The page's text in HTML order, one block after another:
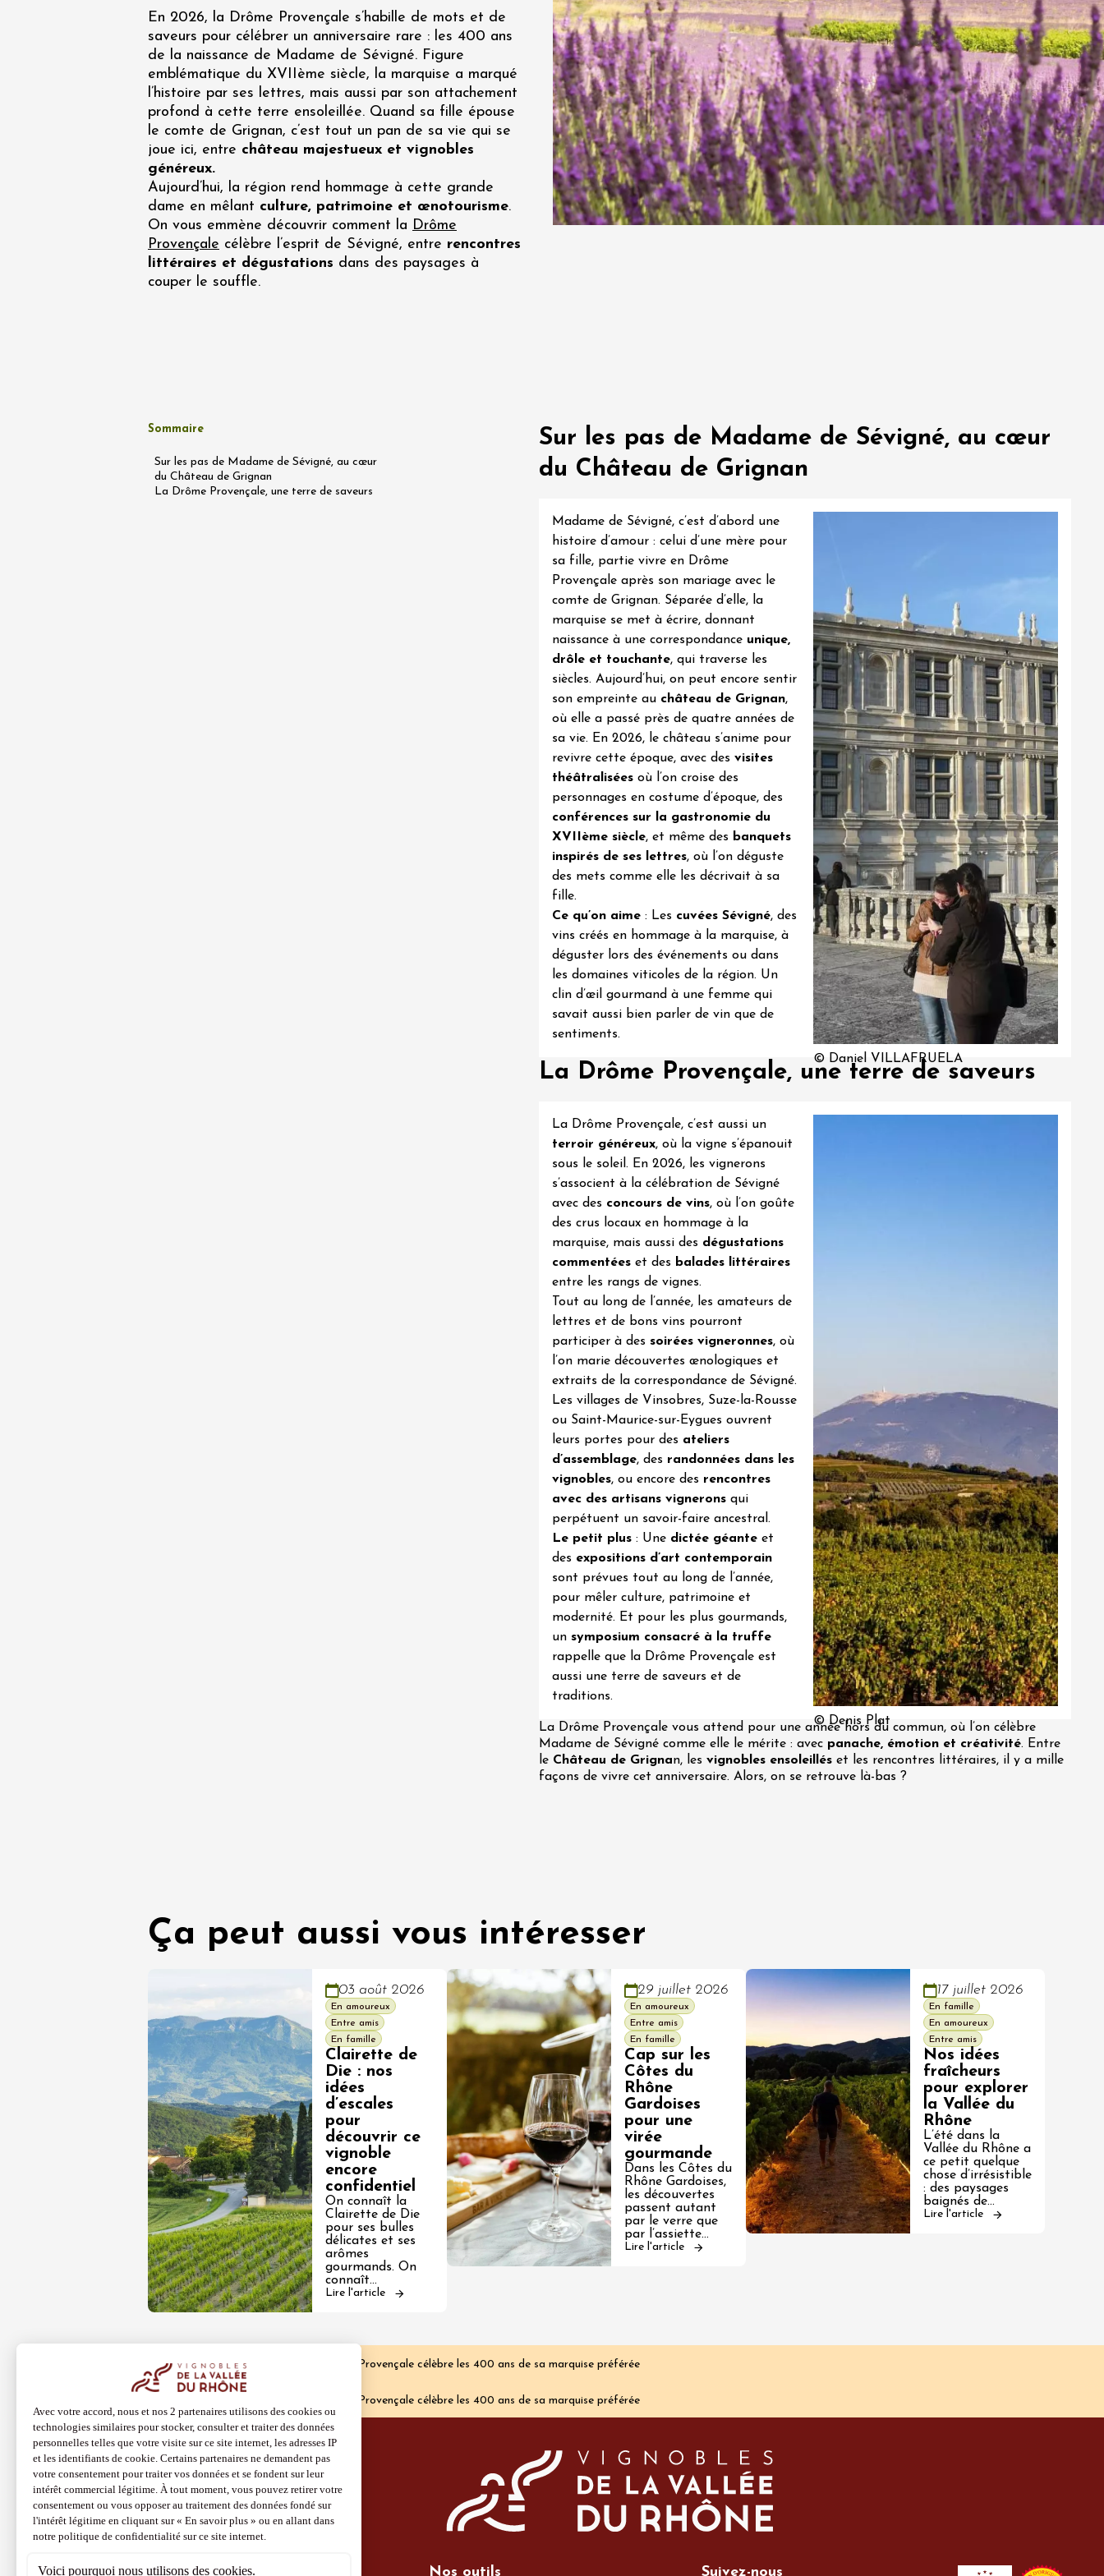
Oenologie
Une heure, un vin à
l'honneur
Carpentras
11:00
12:00
04 août 2026 - 08 août 2026
et plus
Oenologie Produits du terroir
Domaine Perréal
17:30
20:30
tout terrain dans les
Tain-l'Hermitage
En 2026, la Drôme Provençale s’habille de mots et de
saveurs pour célébrer un anniversaire rare : les 400 ans
de la naissance de Madame de Sévigné. Figure
emblématique du XVIIème siècle, la marquise a marqué
l’histoire par ses lettres, mais aussi par son attachement
profond à cette terre ensoleillée. Quand sa fille épouse
le comte de Grignan, c’est tout un pan de sa vie qui se
joue ici, entre château majestueux et vignobles
généreux.
Aujourd’hui, la région rend hommage à cette grande
dame en mêlant culture, patrimoine et œnotourisme.
On vous emmène découvrir comment la Drôme
Provençale célèbre l’esprit de Sévigné, entre rencontres
littéraires et dégustations dans des paysages à
couper le souffle.
Sommaire
Sur les pas de Madame de Sévigné, au cœur
du Château de Grignan
La Drôme Provençale, une terre de saveurs
Sur les pas de Madame de Sévigné, au cœur
du Château de Grignan
Madame de Sévigné, c’est d’abord une
histoire d’amour : celui d’une mère pour
sa fille, partie vivre en Drôme
Provençale après son mariage avec le
comte de Grignan. Séparée d’elle, la
marquise se met à écrire, donnant
naissance à une correspondance unique,
drôle et touchante, qui traverse les
siècles. Aujourd’hui, on peut encore sentir
son empreinte au château de Grignan,
où elle a passé près de quatre années de
sa vie. En 2026, le château s’anime pour
revivre cette époque, avec des visites
théâtralisées où l’on croise des
personnages en costume d’époque, des
conférences sur la gastronomie du
XVIIème siècle, et même des banquets
inspirés de ses lettres, où l’on déguste
des mets comme elle les décrivait à sa
fille.
Ce qu’on aime: Les cuvées Sévigné, des
vins créés en hommage à la marquise, à
déguster lors des événements ou dans
les domaines viticoles de la région. Un
clin d’œil gourmand à une femme qui
savait aussi bien parler de vin que de
sentiments.
© Daniel VILLAFRUELA
La Drôme Provençale, une terre de saveurs
La Drôme Provençale, c’est aussi un
terroir généreux, où la vigne s’épanouit
sous le soleil. En 2026, les vignerons
s’associent à la célébration de Sévigné
avec des concours de vins, où l’on goûte
des crus locaux en hommage à la
marquise, mais aussi des dégustations
commentéeset des balades littéraires
entre les rangs de vignes.
Tout au long de l’année, les amateurs de
lettres et de bons vins pourront
participer à des soirées vigneronnes, où
l’on marie découvertes œnologiques et
extraits de la correspondance de Sévigné.
Les villages de Vinsobres, Suze-la-Rousse
ou Saint-Maurice-sur-Eygues ouvrent
leurs portes pour des ateliers
d’assemblage, des randonnées dans les
vignobles, ou encore des rencontres
avec des artisans vigneronsqui
perpétuent un savoir-faire ancestral.
Le petit plus: Une dictée géante et
des expositions d’art contemporain
sont prévues tout au long de l’année,
pour mêler culture, patrimoine et
modernité. Et pour les plus gourmands,
un symposium consacré à la truffe
rappelle que la Drôme Provençale est
aussi une terre de saveurs et de
traditions.
© Denis Plat
La Drôme Provençale vous attend pour une année hors du commun, où l’on célèbre
Madame de Sévigné comme elle le mérite : avec panache, émotion et créativité. Entre
le Château de Grignan, les vignobles ensoleillés et les rencontres littéraires, il y a mille
façons de vivre cet anniversaire. Alors, on se retrouve là-bas ?
Ça peut aussi vous intéresser
03 août 2026
En amoureux
Entre amis
En famille
Clairette de
Die : nos
idées
d’escales
pour
découvrir ce
vignoble
encore
confidentiel
On connaît la
Clairette de Die
pour ses bulles
délicates et ses
arômes
gourmands. On
connaît…
Lire l'article
29 juillet 2026
En amoureux
Entre amis
En famille
Cap sur les
Côtes du
Rhône
Gardoises
pour une
virée
gourmande
Dans les Côtes du
Rhône Gardoises,
les découvertes
passent autant
par le verre que
par l’assiette…
Lire l'article
17 juillet 2026
En famille
En amoureux
Entre amis
Nos idées
fraîcheurs
pour explorer
la Vallée du
Rhône
L’été dans la
Vallée du Rhône a
ce petit quelque
chose d’irrésistible
: des paysages
baignés de…
Lire l'article
Accueil Madame de Sévigné : la Drôme Provençale célèbre les 400 ans de sa marquise préférée
Madame de Sévigné : la Drôme Provençale célèbre les 400 ans de sa marquise préférée
Découvrir aussi Nos outils Suivez-nous